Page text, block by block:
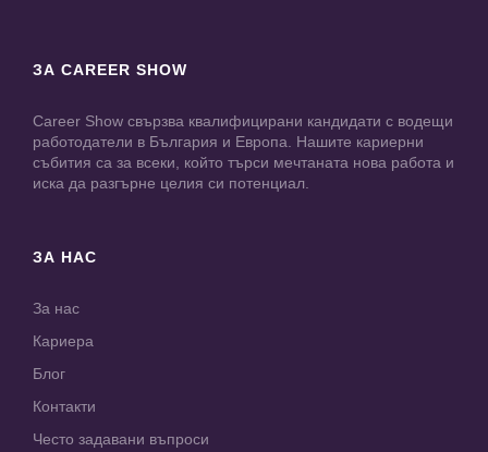
ЗА CAREER SHOW
Career Show свързва квалифицирани кандидати с водещи
работодатели в България и Европа. Нашите кариерни
събития са за всеки, който търси мечтаната нова работа и
иска да разгърне целия си потенциал.
ЗА НАС
За нас
Кариера
Блог
Контакти
Често задавани въпроси